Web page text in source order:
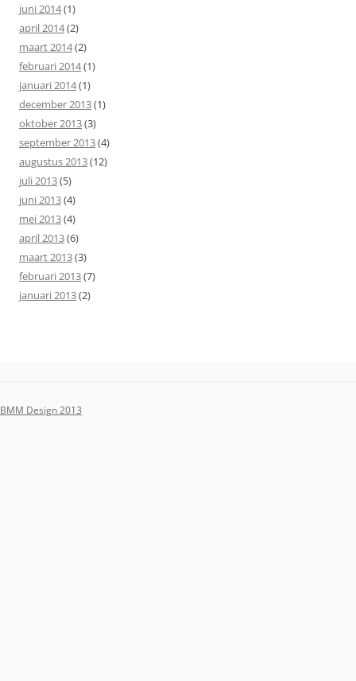
juni 2014(1)
april 2014(2)
maart 2014(2)
februari 2014(1)
januari 2014(1)
december 2013(1)
oktober 2013(3)
september 2013(4)
augustus 2013(12)
juli 2013(5)
juni 2013(4)
mei 2013(4)
april 2013(6)
maart 2013(3)
februari 2013(7)
januari 2013(2)
BMM Design 2013